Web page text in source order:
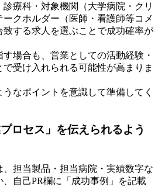
療科・対象機関（大学病院・クリ
クホルダー（医師・看護師等コメ
する求人を選ぶことで成功確率が
場合も、営業としての活動経験・
受け入れられる可能性が高まりま
なポイントを意識して準備してく
ロセス」を伝えられるよう
担当製品・担当病院・実績数字な
自己PR欄に「成功事例」を記載